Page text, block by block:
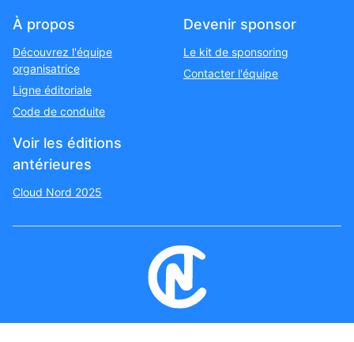
À propos
Découvrez l'équipe
organisatrice
Ligne éditoriale
Code de conduite
Devenir sponsor
Le kit de sponsoring
Contacter l'équipe
Voir les éditions
antérieures
Cloud Nord 2025